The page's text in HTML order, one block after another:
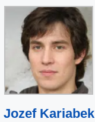
Jozef Kariabek